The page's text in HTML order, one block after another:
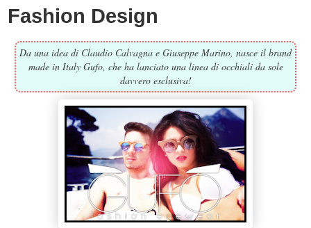
Fashion Design
Da una idea di Claudio Calvagna e Giuseppe Marino, nasce il brand
made in Italy Gufo, che ha lanciato una linea di occhiali da sole
davvero esclusiva!